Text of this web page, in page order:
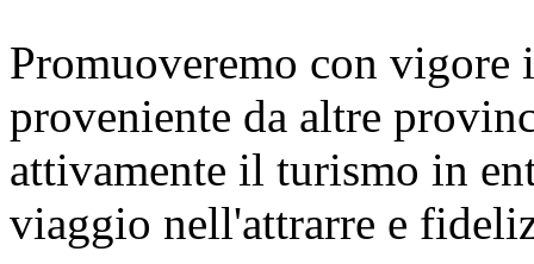
Promuoveremo con
proveniente da altre
attivamente il turismo in
viaggio nell'attrarre e